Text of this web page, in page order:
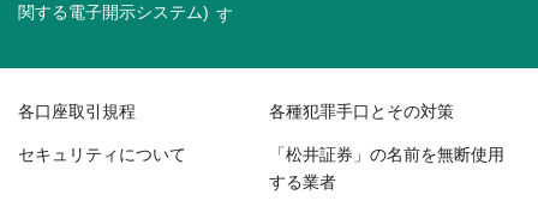
関する電子開示システム)
各口座取引規程 各種犯罪手口とその対策
セキュリティについて 「松井証券」の名前を無断使用
する業者